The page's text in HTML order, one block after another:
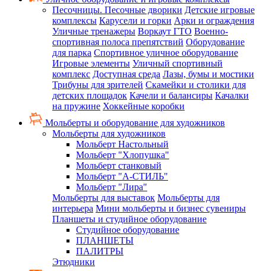
Песочницы. Песочные дворики Детские игровые
комплексы Карусели и горки Арки и ограждения
Уличные тренажеры Воркаут ГТО Военно-
спортивная полоса препятствий Оборудование
для парка Спортивное уличное оборудование
Игровые элементы Уличный спортивный
комплекс Доступная среда Лазы, бумы и мостики
Трибуны для зрителей Скамейки и столики для
детских площадок Качели и балансиры Качалки
на пружине Хоккейные коробки
Мольберты и оборудование для художников
Мольберты для художников
Мольберт Настольный
Мольберт "Хлопушка"
Мольберт станковый
Мольберт "А-СТИЛЬ"
Мольберт "Лира"
Мольберты для выставок Мольберты для
интерьера Мини мольберты и бизнес сувениры
Планшеты и студийное оборудование
Студийное оборудование
ПЛАНШЕТЫ
ПАЛИТРЫ
Этюдники